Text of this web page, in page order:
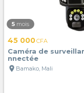
5 mois
45 000CFA
Caméra de
nnectée
location_on Bamako, Mali